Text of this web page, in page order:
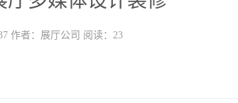
作者：展厅公司 阅读：23